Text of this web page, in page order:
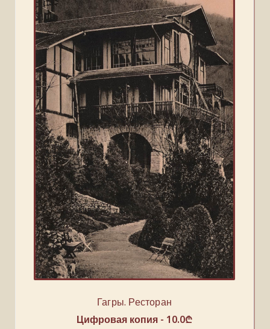
Гагры. Ресторан
Цифровая копия - 10.0₾